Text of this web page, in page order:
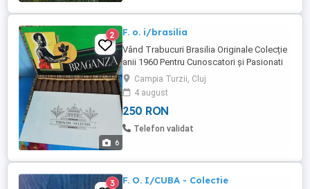
6
2 F. o. i/brasilia
Vând Trabucuri Brasilia Originale Colecție
anii 1960 Pentru Cunoscatori și Pasionati
Cutie Mahon (50-bucati)
Campia Turzii, Cluj
4 august
250 RON
Telefon validat
3 F. O. I/CUBA - Colectie